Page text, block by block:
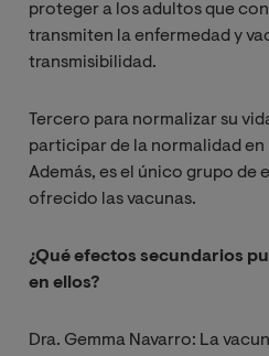
proteger a los adultos que
transmiten la enfermedad y
transmisibilidad.
Tercero para normalizar su
participar de la normalidad
Además, es el único grupo de
ofrecido las vacunas.
¿Qué efectos secundarios
en ellos?
Dra. Gemma Navarro: La